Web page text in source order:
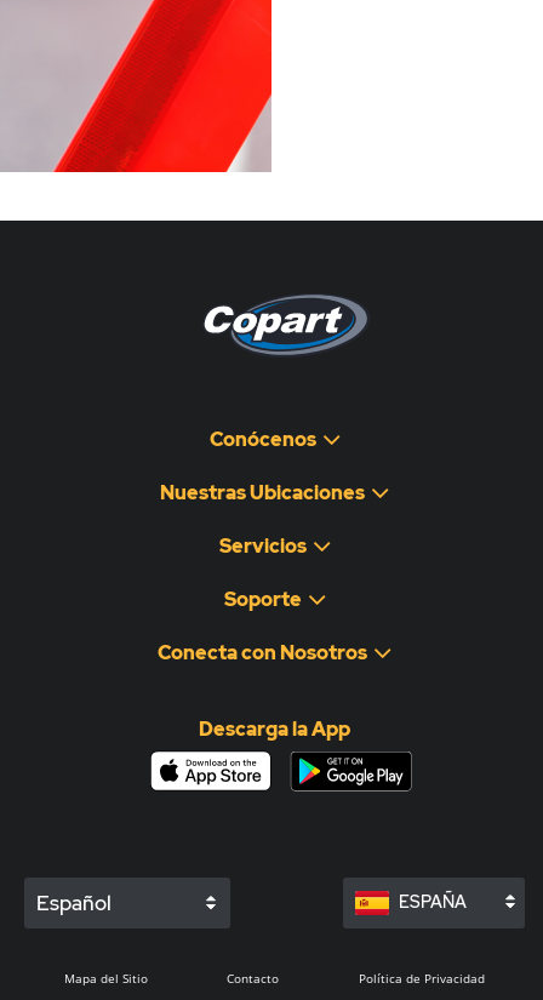
هذه الصفحة غير متوفرة
Conócenos
Nuestras Ubicaciones
Servicios
Soporte
Conecta con Nosotros
Descarga la App
Español ESPAÑA
Mapa del Sitio Contacto Política de Privacidad